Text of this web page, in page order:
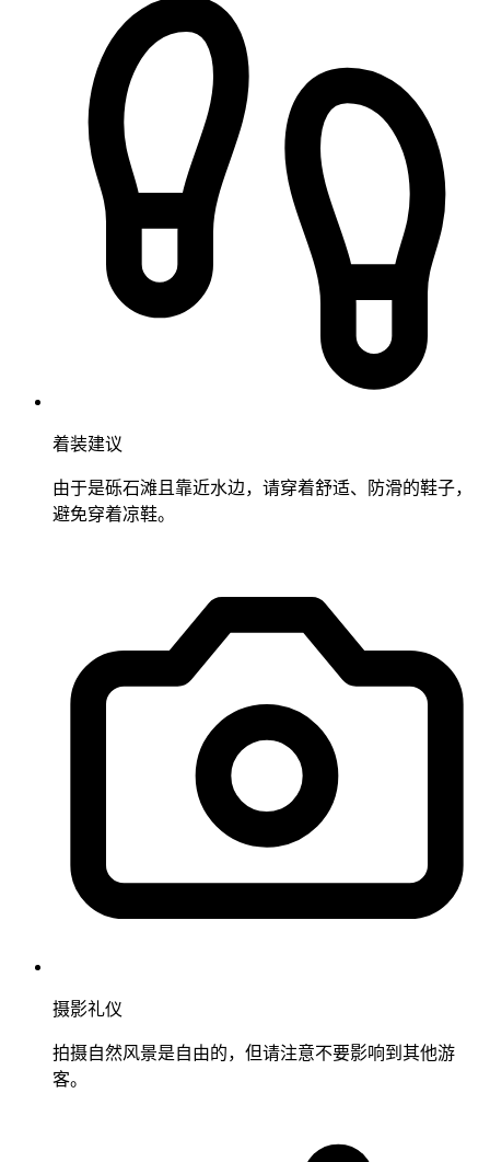
着装建议
由于是砾石滩且靠近水边，请穿着舒适、防滑的鞋子，
避免穿着凉鞋。
摄影礼仪
拍摄自然风景是自由的，但请注意不要影响到其他游
客。